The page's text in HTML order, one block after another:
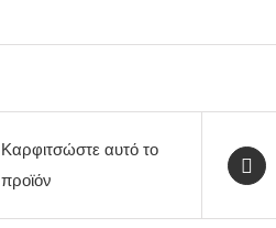
Καρφιτσώστε αυτό το
προϊόν